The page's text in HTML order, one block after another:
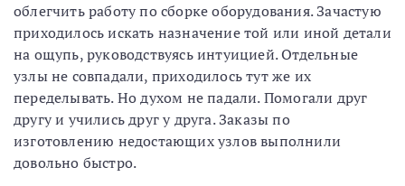
облегчить работу по сборке оборудования. Зачастую
приходилось искать назначение той или иной детали
на ощупь, руководствуясь интуицией. Отдельные
узлы не совпадали, приходилось тут же их
переделывать. Но духом не падали. Помогали друг
другу и учились друг у друга. Заказы по
изготовлению недостающих узлов выполнили
довольно быстро.